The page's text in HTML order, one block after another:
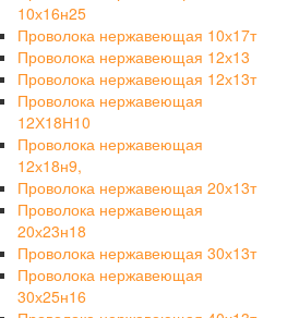
10х16н25
Проволока нержавеющая 10х17т
Проволока нержавеющая 12х13
Проволока нержавеющая 12х13т
Проволока нержавеющая
12Х18Н10
Проволока нержавеющая
12х18н9,
Проволока нержавеющая 20х13т
Проволока нержавеющая
20х23н18
Проволока нержавеющая 30х13т
Проволока нержавеющая
30х25н16